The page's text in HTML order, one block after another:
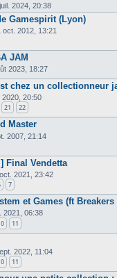
2024, 20:38
Gamespirit (Lyon)
oct. 2012, 13:21
JAM
2023, 18:27
chez un collectionneur
2020, 20:50
21 22
Master
2007, 21:14
Final Vendetta
2021, 23:42
7
et Games (ft
2021, 06:38
11
2022, 11:04
11